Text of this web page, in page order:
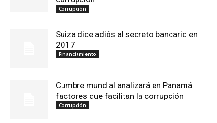
Corrupción
Suiza dice adiós al secreto bancario en
2017
Financiamiento
Cumbre mundial analizará en Panamá
factores que facilitan la corrupción
Corrupción